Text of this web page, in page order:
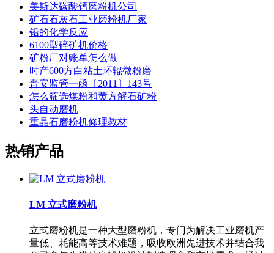
美斯达碳酸钙磨粉机公司
矿石石灰石工业磨粉机厂家
铅的化学反应
6100型碎矿机价格
矿粉厂对账单怎么做
时产600方白粘土环辊微粉磨
晋安监管一函〔2011〕143号
怎么筛选煤粉和黄方解石矿粉
头自动磨机
重晶石磨粉机修理教材
热销产品
LM 立式磨粉机
立式磨粉机是一种大型磨粉机，专门为解决工业磨机产
量低、耗能高等技术难题，吸收欧洲先进技术并结合我